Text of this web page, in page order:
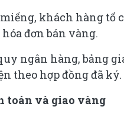
khách hàng tổ
đơn bán vàng.
ngân hàng, bảng
theo hợp đồng đã ký.
toán và giao vàng